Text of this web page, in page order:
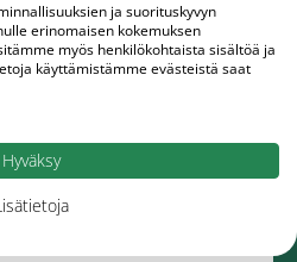
Sähköpostiosoite
Tilaa
ja suorituskyvyn
erinomaisen kokemuksen
myös henkilökohtaista sisältöä ja
käyttämistämme evästeistä saat
Hyväksy